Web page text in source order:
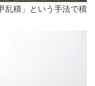
乱積」という手法で積